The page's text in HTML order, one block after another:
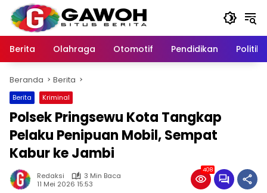
Langsung
konten
Berita
Olahraga Otomotif Pendidikan Politik
Beranda Berita
Berita Kriminal
Polsek Pringsewu Kota Tangkap
Pelaku Penipuan Mobil, Sempat
Kabur ke Jambi
Redaksi
3 Min Baca
11 Mei 2026 15:53
408